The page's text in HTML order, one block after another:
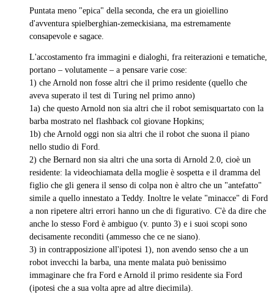
detto:
Puntata meno "epica" della seconda, che era un gioiellino
d'avventura spielberghian-zemeckisiana, ma estremamente
consapevole e sagace.
L'accostamento fra immagini e dialoghi, fra reiterazioni e tematiche,
portano – volutamente – a pensare varie cose:
1) che Arnold non fosse altri che il primo residente (quello che
aveva superato il test di Turing nel primo anno)
1a) che questo Arnold non sia altri che il robot semisquartato con la
barba mostrato nel flashback col giovane Hopkins;
1b) che Arnold oggi non sia altri che il robot che suona il piano
nello studio di Ford.
2) che Bernard non sia altri che una sorta di Arnold 2.0, cioè un
residente: la videochiamata della moglie è sospetta e il dramma del
figlio che gli genera il senso di colpa non è altro che un "antefatto"
simile a quello innestato a Teddy. Inoltre le velate "minacce" di Ford
a non ripetere altri errori hanno un che di figurativo. C'è da dire che
anche lo stesso Ford è ambiguo (v. punto 3) e i suoi scopi sono
decisamente reconditi (ammesso che ce ne siano).
3) in contrapposizione all'ipotesi 1), non avendo senso che a un
robot invecchi la barba, una mente malata può benissimo
immaginare che fra Ford e Arnold il primo residente sia Ford
(ipotesi che a sua volta apre ad altre diecimila).